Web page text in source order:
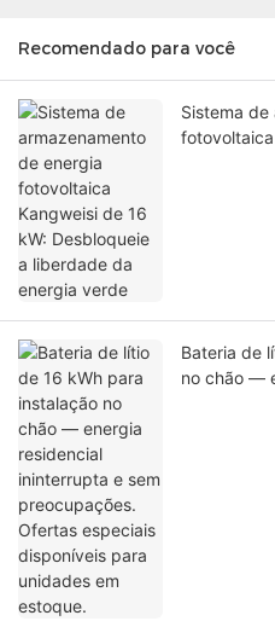
Recomendado para você
Sistema
Bateria de
no chão —